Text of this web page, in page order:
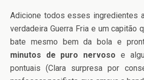
Adicione todos esses ingredientes
verdadeira Guerra Fria e um capitão
bate mesmo bem da bola e
minutos de puro nervoso e
pontuais (Clara surpresa por